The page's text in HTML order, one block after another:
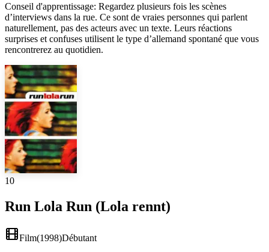
Conseil d'apprentissage: Regardez plusieurs fois les scènes
d’interviews dans la rue. Ce sont de vraies personnes qui parlent
naturellement, pas des acteurs avec un texte. Leurs réactions
surprises et confuses utilisent le type d’allemand spontané que vous
rencontrerez au quotidien.
10
Run Lola Run (Lola rennt)
Film(1998)Débutant